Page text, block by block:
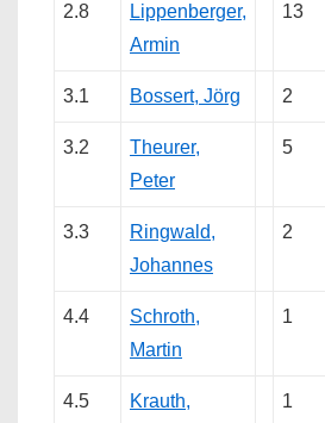
2.8
Lippenberger,
Armin
13
3.1 Bossert, Jörg 2
3.2
Theurer,
Peter
5
3.3
Ringwald,
Johannes
2
4.4
Schroth,
Martin
1
4.5
Krauth,
1